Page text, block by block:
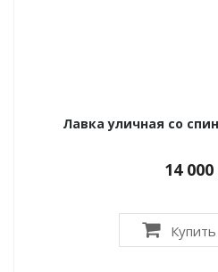
Лавка уличная со
14 000
Купить